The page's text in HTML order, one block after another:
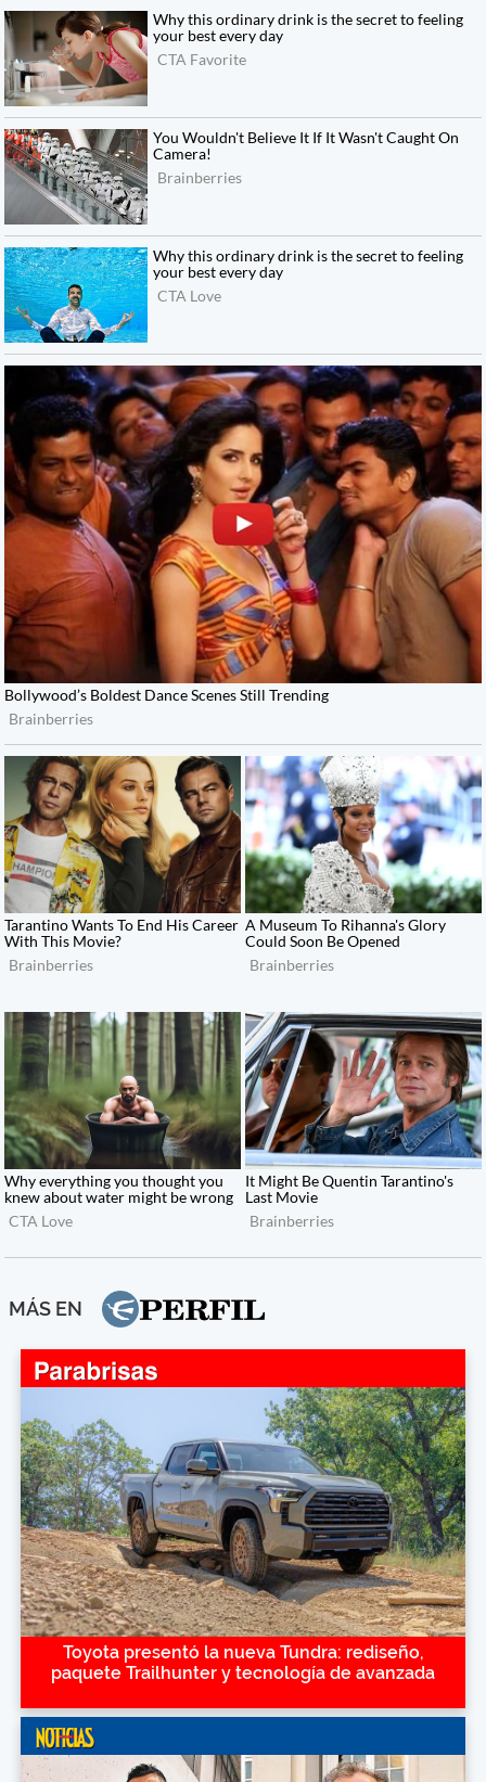
MÁS EN
Toyota presentó la nueva Tundra: rediseño,
paquete Trailhunter y tecnología de avanzada